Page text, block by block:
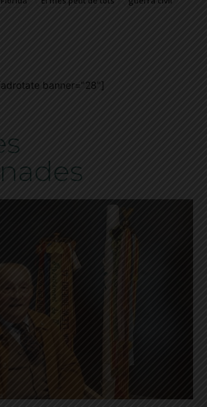
[adrotate banner="28"]